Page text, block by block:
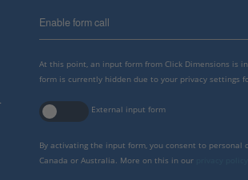
Enable form call
At this point, an input form from Click Dimensions is
form is currently hidden due to your privacy settings
External input form
By activating the input form, you consent to personal
Canada or Australia. More on this in our